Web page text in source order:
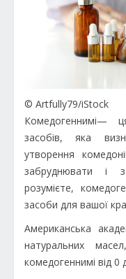
© Artfully79/iStock
Комедогеннимі—
засобів, яка
утворення
забруднювати і
розумієте,
засоби для вашої
Американська
натуральних
комедогеннимі від 0